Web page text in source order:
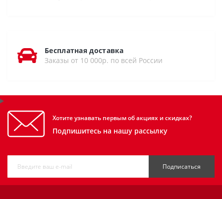
Бесплатная доставка
Заказы от 10 000р. по всей России
Хотите узнавать первым об акциях и скидках?
Подпишитесь на нашу рассылку
Подписаться